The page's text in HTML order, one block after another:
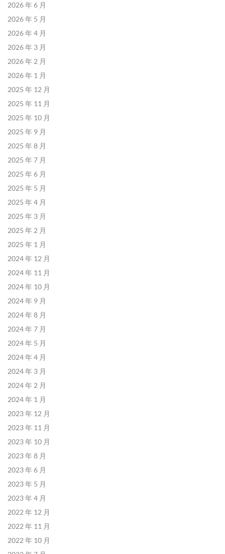
2026 年 6 月
2026 年 5 月
2026 年 4 月
2026 年 3 月
2026 年 2 月
2026 年 1 月
2025 年 12 月
2025 年 11 月
2025 年 10 月
2025 年 9 月
2025 年 8 月
2025 年 7 月
2025 年 6 月
2025 年 5 月
2025 年 4 月
2025 年 3 月
2025 年 2 月
2025 年 1 月
2024 年 12 月
2024 年 11 月
2024 年 10 月
2024 年 9 月
2024 年 8 月
2024 年 7 月
2024 年 5 月
2024 年 4 月
2024 年 3 月
2024 年 2 月
2024 年 1 月
2023 年 12 月
2023 年 11 月
2023 年 10 月
2023 年 8 月
2023 年 6 月
2023 年 5 月
2023 年 4 月
2022 年 12 月
2022 年 11 月
2022 年 10 月